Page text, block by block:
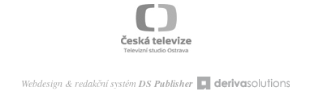
Webdesign & redakční systém DS Publisher